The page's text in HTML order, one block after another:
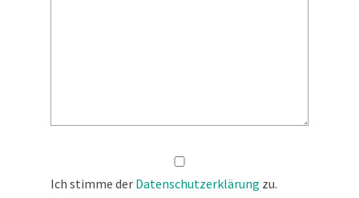
Ich stimme der Datenschutzerklärung zu.